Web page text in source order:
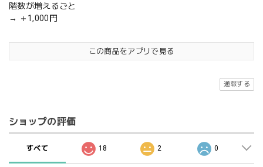
階数が増えるごと
→ ＋1,000円
この商品をアプリで見る
通報する
ショップの評価
すべて 18 2 0